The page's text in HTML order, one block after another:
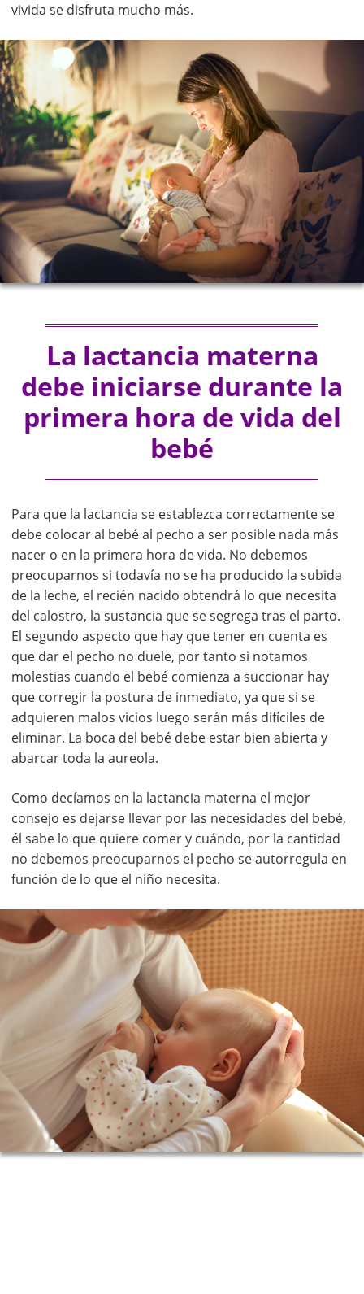
vivida se disfruta mucho más.
La lactancia materna
debe iniciarse durante la
primera hora de vida del
bebé
Para que la lactancia se establezca correctamente se
debe colocar al bebé al pecho a ser posible nada más
nacer o en la primera hora de vida. No debemos
preocuparnos si todavía no se ha producido la subida
de la leche, el recién nacido obtendrá lo que necesita
del calostro, la sustancia que se segrega tras el parto.
El segundo aspecto que hay que tener en cuenta es
que dar el pecho no duele, por tanto si notamos
molestias cuando el bebé comienza a succionar hay
que corregir la postura de inmediato, ya que si se
adquieren malos vicios luego serán más difíciles de
eliminar. La boca del bebé debe estar bien abierta y
abarcar toda la aureola.
Como decíamos en la lactancia materna el mejor
consejo es dejarse llevar por las necesidades del bebé,
él sabe lo que quiere comer y cuándo, por la cantidad
no debemos preocuparnos el pecho se autorregula en
función de lo que el niño necesita.